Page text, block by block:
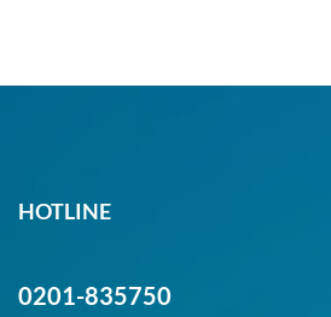
HOTLINE
0201-835750